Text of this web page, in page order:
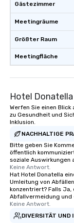
Gästezimmer
Meetingräume
Größter Raum
Meetingfläche
Hotel Donatella
Werfen Sie einen
zu Gesundheit und
Inklusion.
NACHHALTIGE
Bitte geben Sie
öffentlich
soziale Auswirkungen
Keine Antwort.
Hat Hotel Donatella
Umleitung von
konzentriert? Falls
Abfallvermeidung und
Keine Antwort.
DIVERSITÄT UND